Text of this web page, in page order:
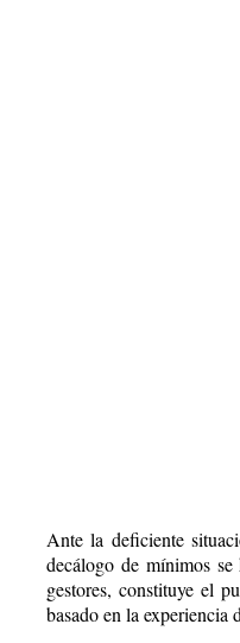
Ante la deficiente
decálogo de mínimos
gestores, constituye el
basado en la